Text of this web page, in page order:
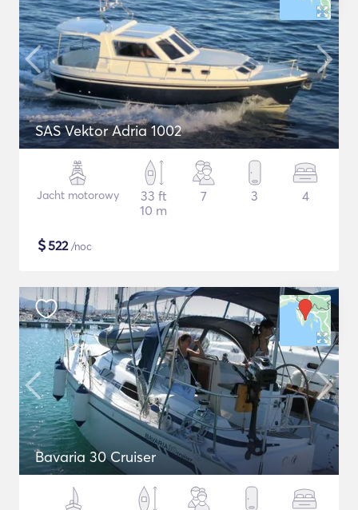
SAS Vektor Adria 1002
Jacht motorowy
33 ft
10 m
7 3 4
$522/noc
Bavaria 30 Cruiser